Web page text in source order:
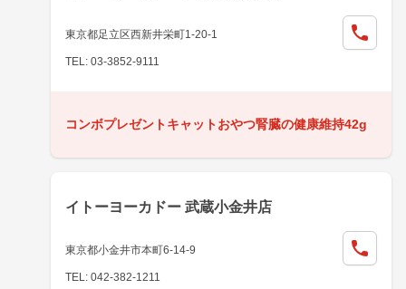
東京都足立区西新井栄町1-20-1
TEL: 03-3852-9111
コンボプレゼントキャットおやつ腎臓の健康維持42g
イトーヨーカドー 武蔵小金井店
東京都小金井市本町6-14-9
TEL: 042-382-1211